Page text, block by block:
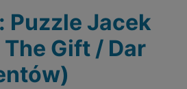
Puzzle Jacek
Gift / Dar